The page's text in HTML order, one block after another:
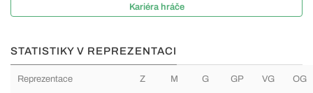
Kariéra hráče
STATISTIKY V REPREZENTACI
Reprezentace Z M G GP VG OG